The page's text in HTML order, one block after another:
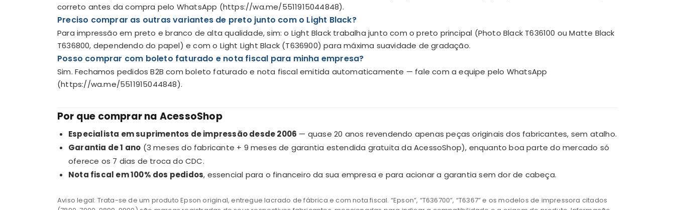
correto antes da compra pelo WhatsApp (https://wa.me/5511915044848).
Preciso comprar as outras variantes de preto junto com o Light Black?
Para impressão em preto e branco de alta qualidade, sim: o Light Black trabalha junto com o preto principal (Photo Black T636100 ou Matte Black
T636800, dependendo do papel) e com o Light Light Black (T636900) para máxima suavidade de gradação.
Posso comprar com boleto faturado e nota fiscal para minha empresa?
Sim. Fechamos pedidos B2B com boleto faturado e nota fiscal emitida automaticamente — fale com a equipe pelo WhatsApp
(https://wa.me/5511915044848).
Por que comprar na AcessoShop
Especialista em suprimentos de impressão desde 2006 — quase 20 anos revendendo apenas peças originais dos fabricantes, sem atalho.
Garantia de 1 ano (3 meses do fabricante + 9 meses de garantia estendida gratuita da AcessoShop), enquanto boa parte do mercado só
oferece os 7 dias de troca do CDC.
Nota fiscal em 100% dos pedidos, essencial para o financeiro da sua empresa e para acionar a garantia sem dor de cabeça.
Aviso legal: Trata-se de um produto Epson original, entregue lacrado de fábrica e com nota fiscal. “Epson”, “T636700”, “T6367” e os modelos de impressora citados